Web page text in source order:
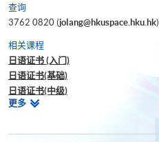
查询
3762 0820 (jolang@hkuspace.hku.hk)
相关课程
日语证书 (入门)
日语证书(基础)
日语证书(中级)
日语证书(高中级)
更多相